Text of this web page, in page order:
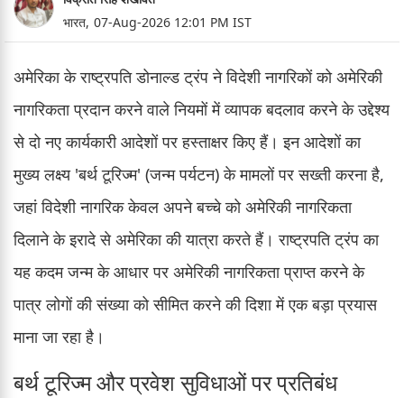
भारत, 07-Aug-2026 12:01 PM IST
अमेरिका के राष्ट्रपति डोनाल्ड ट्रंप ने विदेशी नागरिकों को अमेरिकी
नागरिकता प्रदान करने वाले नियमों में व्यापक बदलाव करने के उद्देश्य
से दो नए कार्यकारी आदेशों पर हस्ताक्षर किए हैं। इन आदेशों का
मुख्य लक्ष्य 'बर्थ टूरिज्म' (जन्म पर्यटन) के मामलों पर सख्ती करना है,
जहां विदेशी नागरिक केवल अपने बच्चे को अमेरिकी नागरिकता
दिलाने के इरादे से अमेरिका की यात्रा करते हैं। राष्ट्रपति ट्रंप का
यह कदम जन्म के आधार पर अमेरिकी नागरिकता प्राप्त करने के
पात्र लोगों की संख्या को सीमित करने की दिशा में एक बड़ा प्रयास
माना जा रहा है।
बर्थ टूरिज्म और प्रवेश सुविधाओं पर प्रतिबंध